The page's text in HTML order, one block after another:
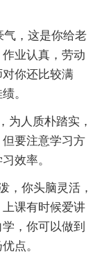
气，这是你给老
业认真，劳动
你还比较满
。
为人质朴踏实，
要注意学习方
效率。
，你头脑灵活，
课有时候爱讲
，你可以做到
点。